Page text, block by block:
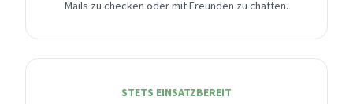
Mails zu checken oder mit Freunden zu chatten.
STETS EINSATZBEREIT